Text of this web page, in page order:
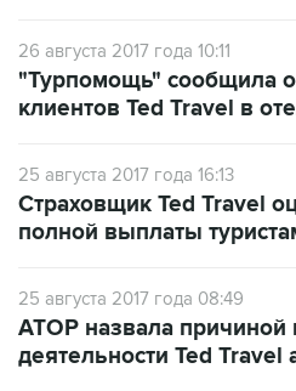
26 августа 2017 года 10:11
"Турпомощь" сообщила
клиентов Ted Travel в
25 августа 2017 года 16:13
Страховщик Ted Travel
полной выплаты
25 августа 2017 года 08:49
АТОР назвала причиной
деятельности Ted